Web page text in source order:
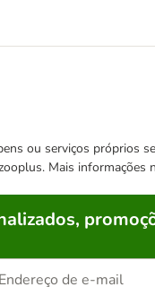
ou serviços
Mais informações